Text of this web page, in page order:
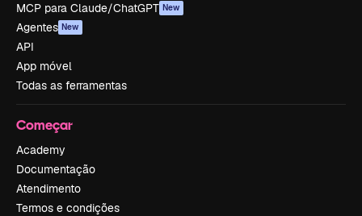
MCP para Claude/ChatGPT New
Agentes New
API
App móvel
Todas as ferramentas
Começar
Academy
Documentação
Atendimento
Termos e condições